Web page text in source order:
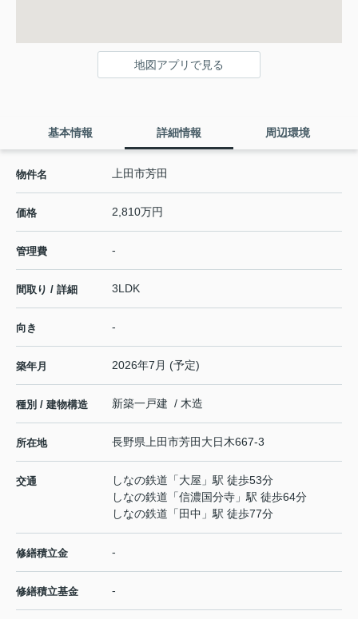
地図アプリで見る
基本情報 詳細情報 周辺環境
物件名 上田市芳田
価格 2,810万円
管理費 -
間取り / 詳細 3LDK
向き -
築年月 2026年7月 (予定)
種別 / 建物構造 新築一戸建 / 木造
所在地 長野県 上田市芳田 大日木667-3
交通 しなの鉄道 「大屋 」駅 徒歩53分
しなの鉄道 「信濃国分寺 」駅 徒歩64分
しなの鉄道 「 田中 」駅 徒歩77分
修繕積立金 -
修繕積立基金 -